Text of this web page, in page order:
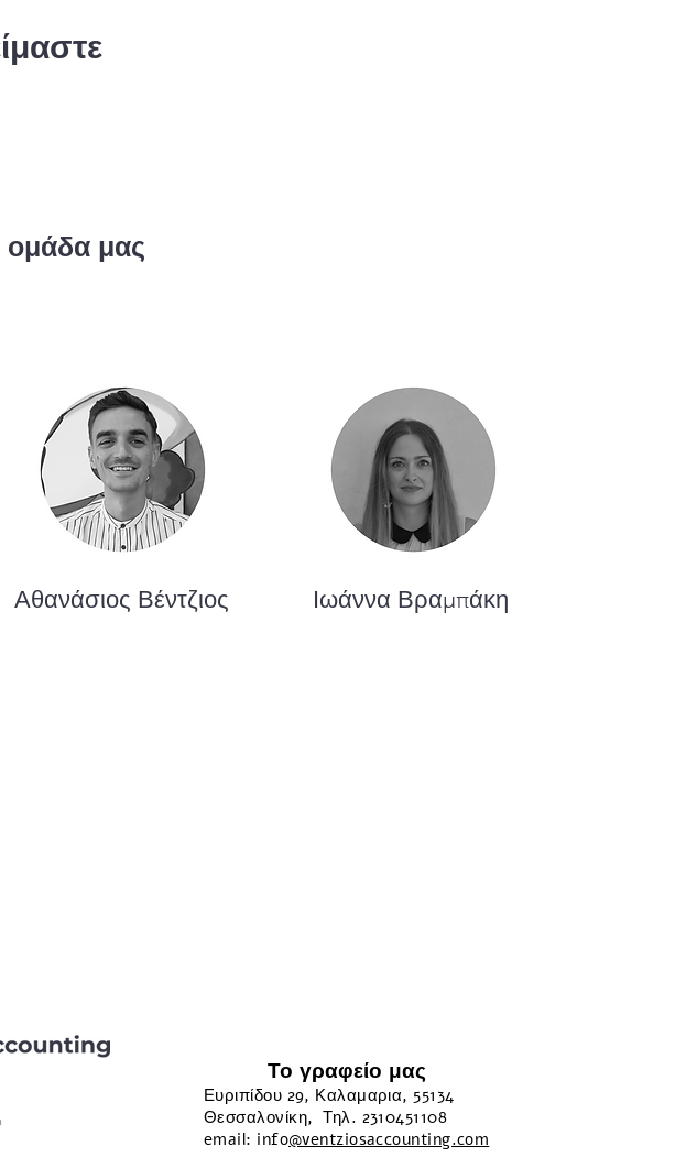
ομάδα μας
Αθανάσιος Βέντζιος Ιωάννα Βραμπάκη
Το γραφείο μας
Ευριπίδου 29, Καλαμαρια, 55134
Θεσσαλονίκη, Τηλ. 2310451108
email: info@ventziosaccounting.com